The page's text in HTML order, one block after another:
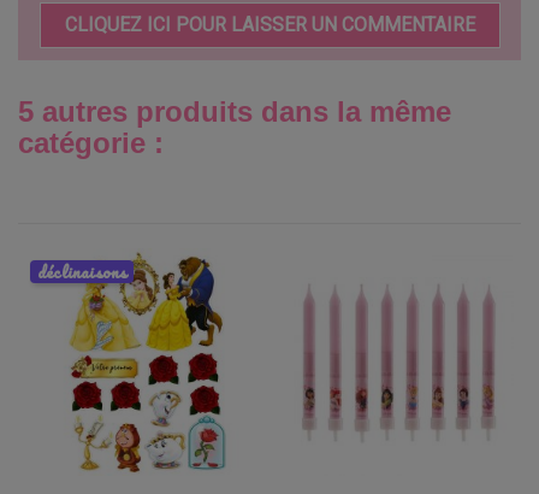
CLIQUEZ ICI POUR LAISSER UN COMMENTAIRE
5 autres produits dans la même
catégorie :
déclinaisons